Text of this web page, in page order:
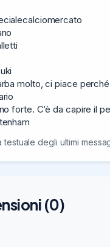
molto, ci piace
forte. C’è da capire il
la cessione di
testuale degli ultimi
(0)